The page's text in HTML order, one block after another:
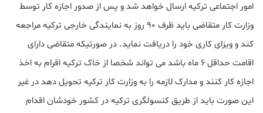
امور اجتماعی ترکیه ارسال خواهد شد و پس از صدور اجازه کار توسط
وزارت کار متقاضی باید ظرف ۹۰ روز به نمایندگی خارجی ترکیه مراجعه
کند و ویزای کاری خود را دریافت نماید. در صورتیکه متقاضی دارای
اقامت حداقل ۶ ماه باشد می تواند شخصا از خاک ترکیه اقرام به اخذ
اجازه کار کنند و مدارک لازمه را به وزارت کار ترکیه تحویل دهد در غیر
این صورت باید از طریق کنسولگری ترکیه در کشور خودشان اقدام